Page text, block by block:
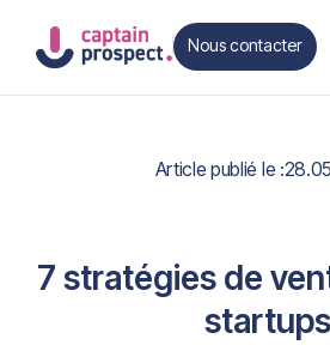
Nous contacter
Contact
Article publié le :
7 stratégies de
startups